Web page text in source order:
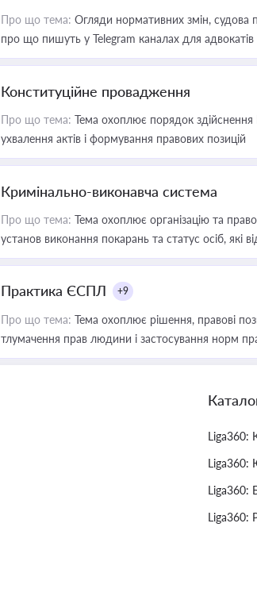
Про що тема: Огляди нормативних змін, судова
про що пишуть у Telegram каналах для адвокатів
Конституційне провадження
Про що тема: Тема охоплює порядок
ухвалення актів і формування правових позицій
Кримінально-виконавча система
Про що тема: Тема охоплює організацію та
установ виконання покарань та статус осіб, які
Практика ЄСПЛ +9
Про що тема: Тема охоплює рішення, правові
тлумачення прав людини і застосування норм
Liga360:
Liga360:
Liga360:
Liga360: